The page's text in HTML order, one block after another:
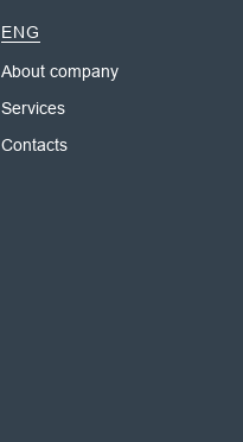
ENG
About company
Services
Contacts